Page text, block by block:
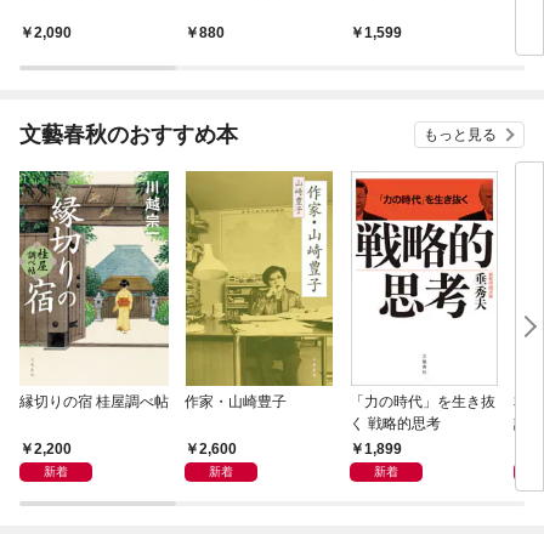
2,090 880 1,599
雑
文藝春秋のおすすめ本 もっと見る
縁切りの宿 桂屋調べ帖
2,200
新着
作家・山崎豊子
2,600
新着
「力の時代」を生き抜
く 戦略的思考
1,899
新着
本
話）